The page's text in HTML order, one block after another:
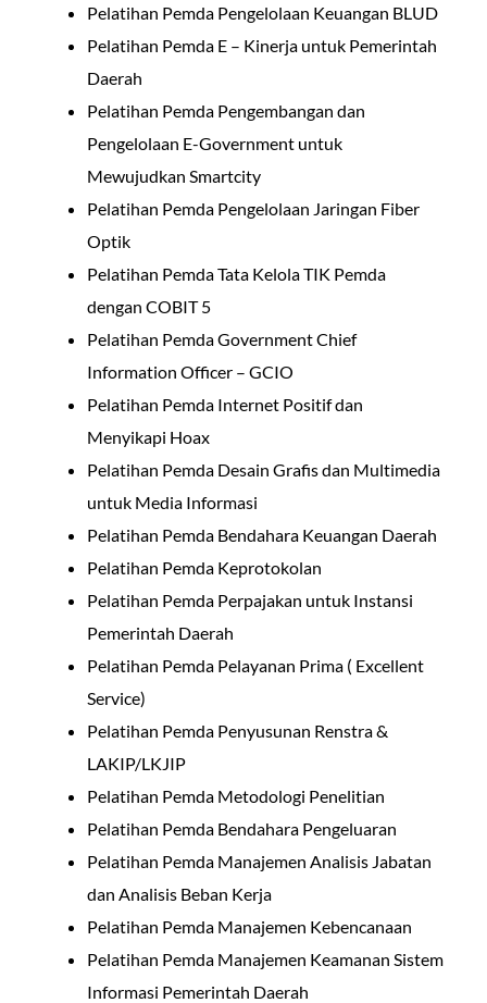
Pelatihan Pemda Pengelolaan Keuangan BLUD
Pelatihan Pemda E – Kinerja untuk Pemerintah
Daerah
Pelatihan Pemda Pengembangan dan
Pengelolaan E-Government untuk
Mewujudkan Smartcity
Pelatihan Pemda Pengelolaan Jaringan Fiber
Optik
Pelatihan Pemda Tata Kelola TIK Pemda
dengan COBIT 5
Pelatihan Pemda Government Chief
Information Officer – GCIO
Pelatihan Pemda Internet Positif dan
Menyikapi Hoax
Pelatihan Pemda Desain Grafis dan Multimedia
untuk Media Informasi
Pelatihan Pemda Bendahara Keuangan Daerah
Pelatihan Pemda Keprotokolan
Pelatihan Pemda Perpajakan untuk Instansi
Pemerintah Daerah
Pelatihan Pemda Pelayanan Prima ( Excellent
Service)
Pelatihan Pemda Penyusunan Renstra &
LAKIP/LKJIP
Pelatihan Pemda Metodologi Penelitian
Pelatihan Pemda Bendahara Pengeluaran
Pelatihan Pemda Manajemen Analisis Jabatan
dan Analisis Beban Kerja
Pelatihan Pemda Manajemen Kebencanaan
Pelatihan Pemda Manajemen Keamanan Sistem
Informasi Pemerintah Daerah